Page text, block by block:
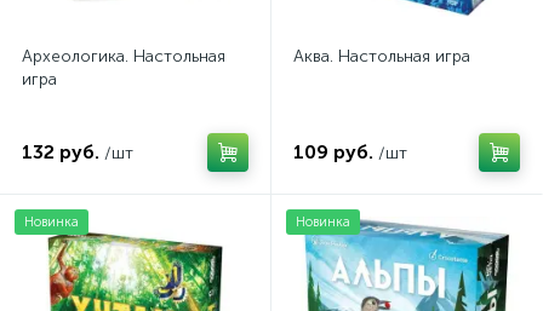
Археологика. Настольная
игра
132 руб. /шт
Аква. Настольная игра
109 руб. /шт
Новинка Новинка